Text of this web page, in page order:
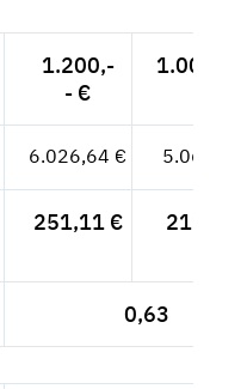
1.200,-
- €
6.026,64 € 5.064,40
251,11 € 211,02
0,63